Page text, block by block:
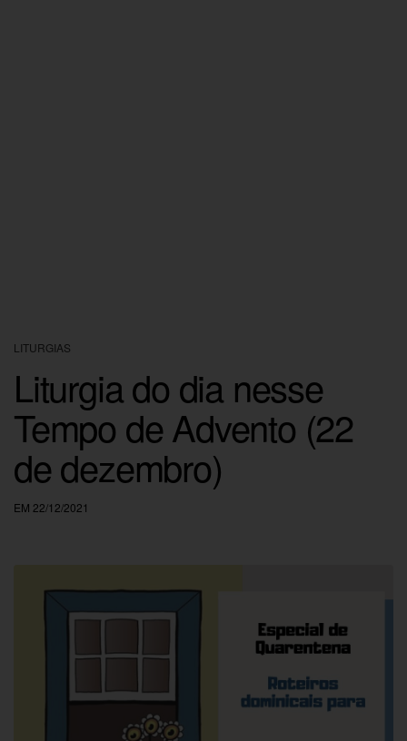
LITURGIAS
Liturgia do dia nesse
Tempo de Advento (22
de dezembro)
EM 22/12/2021